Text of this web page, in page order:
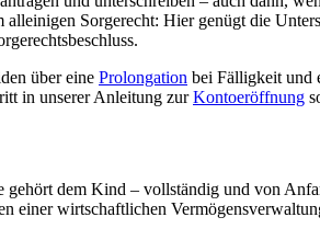
Sorgerecht: Hier genügt die
über eine Prolongation bei Fälligkeit und
in unserer Anleitung zurKontoeröffnung
dem Kind – vollständig und von
wirtschaftlichen